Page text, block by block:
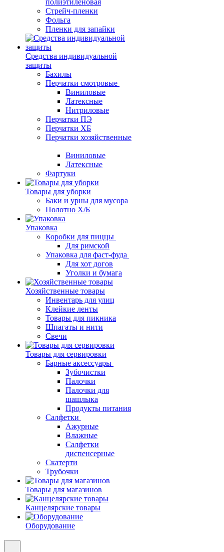
полиэтиленовая
Стрейч-пленки
Фольга
Пленки для запайки
Средства индивидуальной
защиты
Бахилы
Перчатки смотровые
Виниловые
Латексные
Нитриловые
Перчатки ПЭ
Перчатки ХБ
Перчатки хозяйственные
Виниловые
Латексные
Фартуки
Товары для уборки
Баки и урны для мусора
Полотно Х/Б
Упаковка
Коробки для пиццы
Для римской
Упаковка для фаст-фуда
Для хот догов
Уголки и бумага
Хозяйственные товары
Инвентарь для улиц
Клейкие ленты
Товары для пикника
Шпагаты и нити
Свечи
Товары для сервировки
Барные аксессуары
Зубочистки
Палочки
Палочки для
шашлыка
Продукты питания
Салфетки
Ажурные
Влажные
Салфетки
диспенсерные
Скатерти
Трубочки
Товары для магазинов
Канцелярские товары
Оборудование